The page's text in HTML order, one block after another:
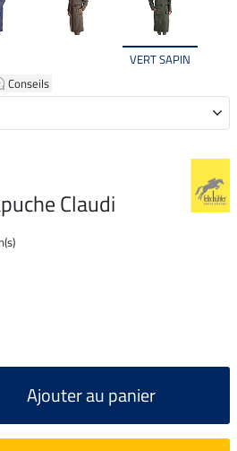
VERT SAPIN
Conseils
Claudi
Ajouter au panier